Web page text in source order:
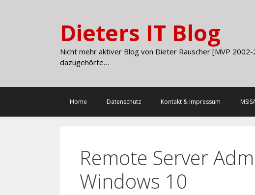
Dieters IT Blog
Nicht mehr aktiver Blog von Dieter Rauscher [MVP
dazugehörte…
Home Datenschutz Kontakt & Impressum
Remote Server
Windows 10